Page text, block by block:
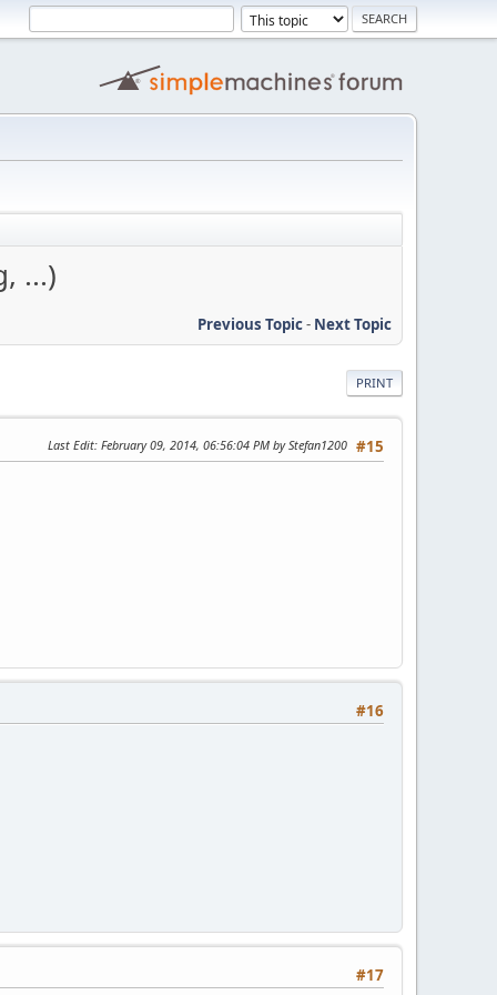
...)
Previous Topic- Next Topic
PRINT
#15
Last Edit: February 09, 2014, 06:56:04 PM by Stefan1200
#16
#17